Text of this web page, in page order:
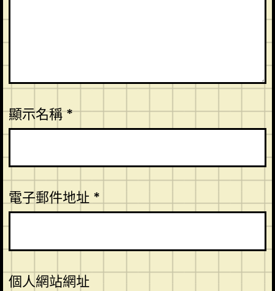
顯示名稱*
電子郵件地址*
個人網站網址